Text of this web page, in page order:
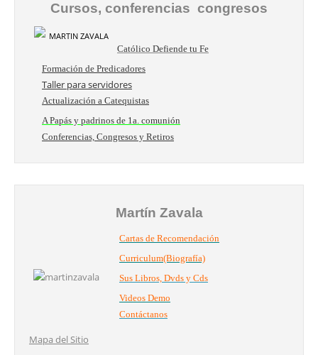
Cursos, conferencias congresos
Católico Defiende tu Fe
Formación de Predicadores
Taller para servidores
Actualización a Catequistas
A Papás y padrinos de 1a. comunión
Conferencias, Congresos y Retiros
Martín Zavala
Cartas de Recomendación
Curriculum(Biografía)
Sus Libros, Dvds y Cds
Videos Demo
Contáctanos
Mapa del Sitio